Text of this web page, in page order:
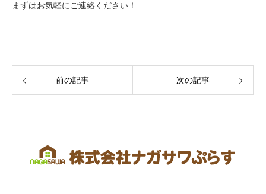
まずはお気軽にご連絡ください！
前の記事 次の記事